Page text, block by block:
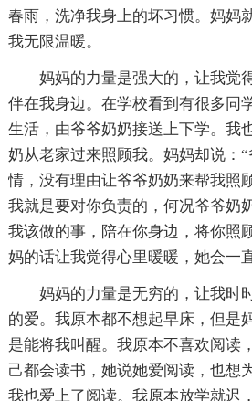
春雨，洗净我身上的坏习惯。妈妈
我无限温暖。
妈妈的力量是强大的，让我觉
伴在我身边。在学校看到有很多同
生活，由爷爷奶奶接送上下学。我
奶从老家过来照顾我。妈妈却说：
情，没有理由让爷爷奶奶来帮我照
我就是要对你负责的，何况爷爷奶
我该做的事，陪在你身边，将你照
妈的话让我觉得心里暖暖，她会一
妈妈的力量是无穷的，让我时
的爱。我原本都不想起早床，但是
是能将我叫醒。我原本不喜欢阅读
己都会读书，她说她爱阅读，也想
我也爱上了阅读。我原本放学就迟